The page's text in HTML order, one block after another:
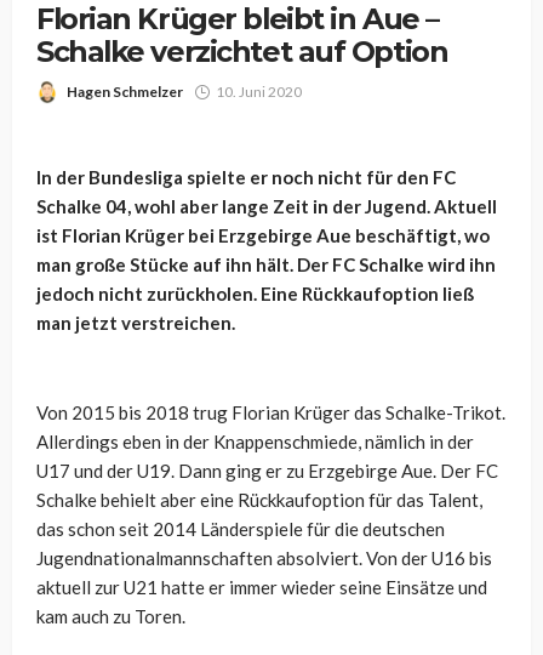
Florian Krüger bleibt in Aue –
Schalke verzichtet auf Option
Hagen Schmelzer 10. Juni 2020
In der Bundesliga spielte er noch nicht für den FC
Schalke 04, wohl aber lange Zeit in der Jugend. Aktuell
ist Florian Krüger bei Erzgebirge Aue beschäftigt, wo
man große Stücke auf ihn hält. Der FC Schalke wird ihn
jedoch nicht zurückholen. Eine Rückkaufoption ließ
man jetzt verstreichen.
Von 2015 bis 2018 trug Florian Krüger das Schalke-Trikot.
Allerdings eben in der Knappenschmiede, nämlich in der
U17 und der U19. Dann ging er zu Erzgebirge Aue. Der FC
Schalke behielt aber eine Rückkaufoption für das Talent,
das schon seit 2014 Länderspiele für die deutschen
Jugendnationalmannschaften absolviert. Von der U16 bis
aktuell zur U21 hatte er immer wieder seine Einsätze und
kam auch zu Toren.